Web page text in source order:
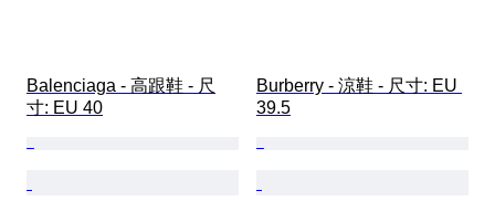
Balenciaga - 高跟鞋 - 尺
寸: EU 40
Burberry - 涼鞋 - 尺寸: EU
39.5